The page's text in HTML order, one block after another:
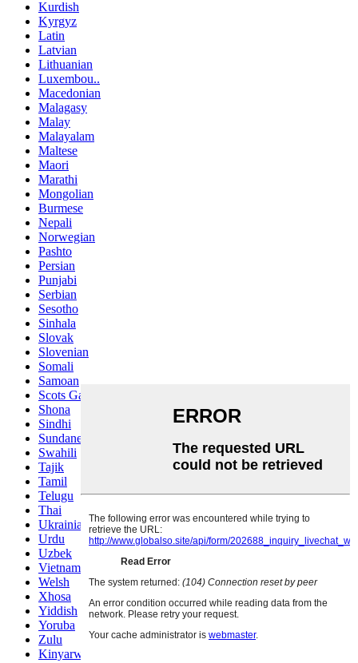
Kurdish
Kyrgyz
Latin
Latvian
Lithuanian
Luxembou..
Macedonian
Malagasy
Malay
Malayalam
Maltese
Maori
Marathi
Mongolian
Burmese
Nepali
Norwegian
Pashto
Persian
Punjabi
Serbian
Sesotho
Sinhala
Slovak
Slovenian
Somali
Samoan
Scots Gaelic
Shona
Sindhi
Sundanese
Swahili
Tajik
Tamil
Telugu
Thai
Ukrainian
Urdu
Uzbek
Vietnamese
Welsh
Xhosa
Yiddish
Yoruba
Zulu
Kinyarwanda